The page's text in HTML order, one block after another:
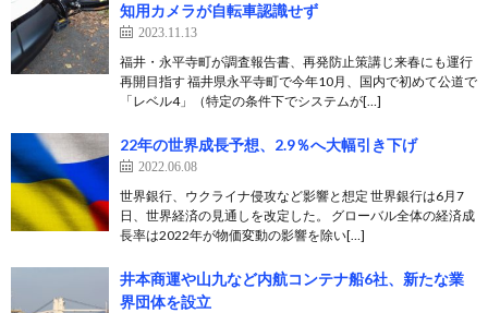
知用カメラが自転車認識せず
2023.11.13
福井・永平寺町が調査報告書、再発防止策講じ来春にも運行
再開目指す 福井県永平寺町で今年10月、国内で初めて公道で
「レベル4」（特定の条件下でシステムが[…]
22年の世界成長予想、2.9％へ大幅引き下げ
2022.06.08
世界銀行、ウクライナ侵攻など影響と想定 世界銀行は6月7
日、世界経済の見通しを改定した。 グローバル全体の経済成
長率は2022年が物価変動の影響を除い[…]
井本商運や山九など内航コンテナ船6社、新たな業
界団体を設立